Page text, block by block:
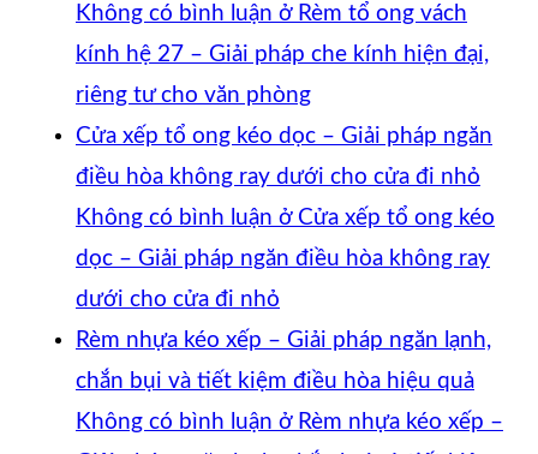
Không có bình luận ở Rèm tổ ong vách
kính hệ 27 – Giải pháp che kính hiện đại,
riêng tư cho văn phòng
Cửa xếp tổ ong kéo dọc – Giải pháp ngăn
điều hòa không ray dưới cho cửa đi nhỏ
Không có bình luận ở Cửa xếp tổ ong kéo
dọc – Giải pháp ngăn điều hòa không ray
dưới cho cửa đi nhỏ
Rèm nhựa kéo xếp – Giải pháp ngăn lạnh,
chắn bụi và tiết kiệm điều hòa hiệu quả
Không có bình luận ở Rèm nhựa kéo xếp –